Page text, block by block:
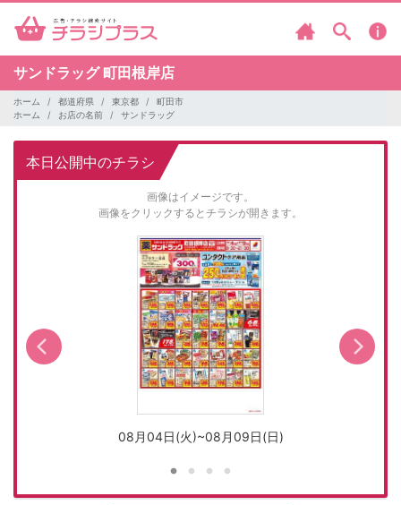
サンドラッグ 町田根岸店
ホーム 都道府県 東京都
町田市
ホーム
お店の名前 サンドラッグ
本日公開中のチラシ
画像はイメージです。
画像をクリックするとチラシが開きます。
08月04日(火)~08月09日(日)